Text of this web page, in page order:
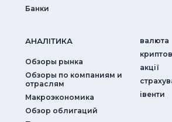
Банки
АНАЛIТИКА
Обзоры рынка
Обзоры по компаниям и
отраслям
Макроэкономика
Обзор облигаций
валюта
акції
iвенти